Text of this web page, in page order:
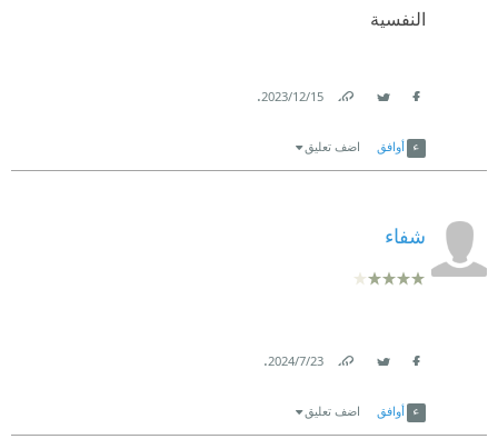
النفسية
15‏/12‏/2023
.
أوافق اضف تعليق
شفاء
23‏/7‏/2024
.
أوافق اضف تعليق